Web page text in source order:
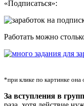
«Подписаться»:
Работать можно
*при клике по картинке она
За вступления в